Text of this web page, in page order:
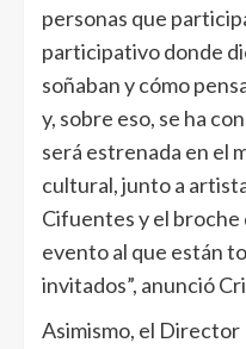
personas que
participativo donde
soñaban y cómo
y, sobre eso, se ha
será estrenada en el
cultural, junto a
Cifuentes y el broche
evento al que están
invitados”, anunció
Asimismo, el Director